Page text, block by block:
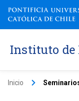
Instituto de
Inicio keyboard_arrow_right